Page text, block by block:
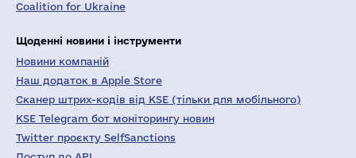
Coalition for Ukraine
Щоденні новини і інструменти
Новини компаній
Наш додаток в Apple Store
Сканер штрих-кодів від KSE (тільки для мобільного)
KSE Telegram бот моніторингу новин
Twitter проєкту SelfSanctions